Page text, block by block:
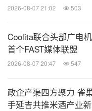
2026-08-07 21:02 503
Coolita联合头部广电
首个FAST媒体联盟
2026-08-07 20:47 547
政企产渠四方聚力 雀
手延吉共推米酒产业